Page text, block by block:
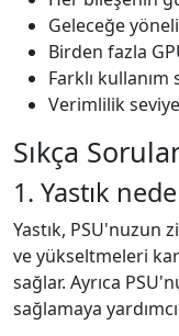
Geleceğe
Birden fazla
Farklı
Verimlilik
Sıkça
1. Yastık
Yastık, PSU'nuzun
ve yükseltmeleri
sağlar. Ayrıca
sağlamaya